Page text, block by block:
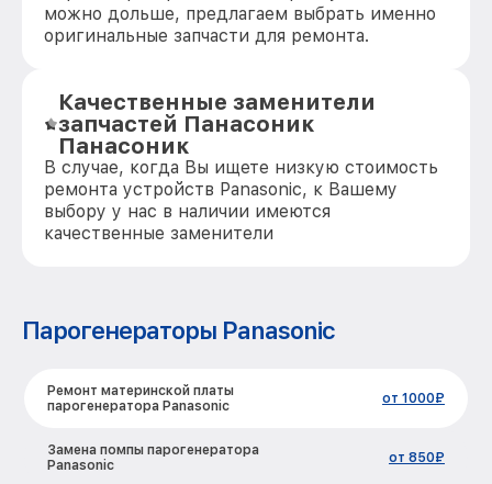
можно дольше, предлагаем выбрать именно
оригинальные запчасти для ремонта.
Качественные заменители
запчастей Панасоник
Панасоник
В случае, когда Вы ищете низкую стоимость
ремонта устройств Panasonic, к Вашему
выбору у нас в наличии имеются
качественные заменители
Парогенераторы Panasonic
Ремонт материнской платы
парогенератора Panasonic
от 1000₽
Замена помпы парогенератора
Panasonic
от 850₽